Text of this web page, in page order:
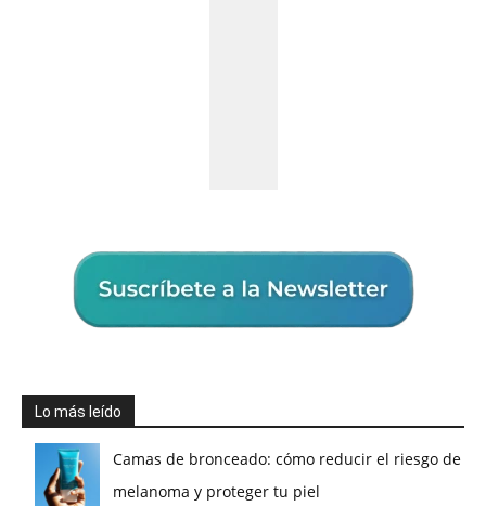
Lo más leído
Camas de bronceado: cómo reducir el riesgo de
melanoma y proteger tu piel